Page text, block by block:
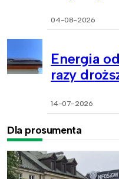
04-08-2026
Energia
razy
14-07-2026
Dla prosumenta